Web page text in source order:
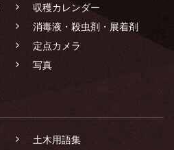
収穫カレンダー
消毒液・殺虫剤・展着剤
定点カメラ
写真
土木用語集